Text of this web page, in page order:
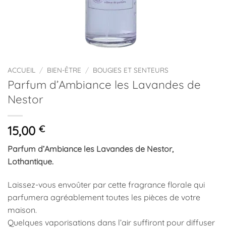
ACCUEIL / BIEN-ÊTRE / BOUGIES ET SENTEURS
Parfum d’Ambiance les Lavandes de
Nestor
15,00 €
Parfum d’Ambiance les Lavandes de Nestor,
Lothantique.
Laissez-vous envoûter par cette fragrance florale qui
parfumera agréablement toutes les pièces de votre
maison.
Quelques vaporisations dans l’air suffiront pour diffuser